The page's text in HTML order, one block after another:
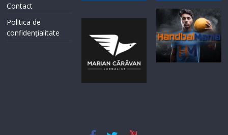
Contact
Politica de
confidențialitate